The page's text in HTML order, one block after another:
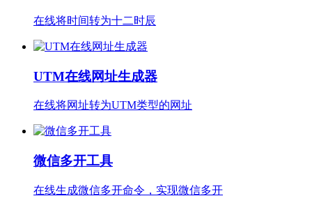
在线将时间转为十二时辰
UTM在线网址生成器
在线将网址转为UTM类型的网址
微信多开工具
在线生成微信多开命令，实现微信多开